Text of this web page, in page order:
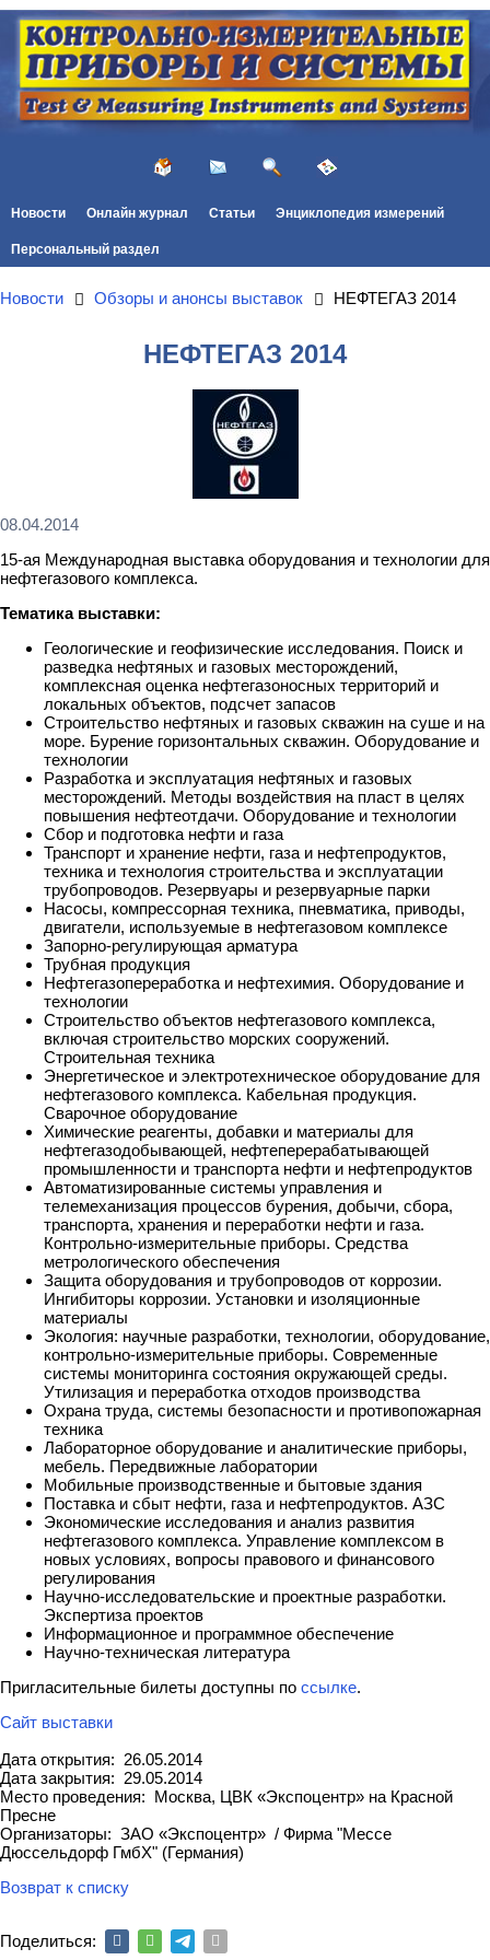
Новости Онлайн журнал Статьи Энциклопедия измерений
Персональный раздел
Новости Обзоры и анонсы выставок НЕФТЕГАЗ 2014
НЕФТЕГАЗ 2014
08.04.2014
15-ая Международная выставка оборудования и технологии для
нефтегазового комплекса.
Тематика выставки:
Геологические и геофизические исследования. Поиск и
разведка нефтяных и газовых месторождений,
комплексная оценка нефтегазоносных территорий и
локальных объектов, подсчет запасов
Строительство нефтяных и газовых скважин на суше и на
море. Бурение горизонтальных скважин. Оборудование и
технологии
Разработка и эксплуатация нефтяных и газовых
месторождений. Методы воздействия на пласт в целях
повышения нефтеотдачи. Оборудование и технологии
Сбор и подготовка нефти и газа
Транспорт и хранение нефти, газа и нефтепродуктов,
техника и технология строительства и эксплуатации
трубопроводов. Резервуары и резервуарные парки
Насосы, компрессорная техника, пневматика, приводы,
двигатели, используемые в нефтегазовом комплексе
Запорно-регулирующая арматура
Трубная продукция
Нефтегазопереработка и нефтехимия. Оборудование и
технологии
Строительство объектов нефтегазового комплекса,
включая строительство морских сооружений.
Строительная техника
Энергетическое и электротехническое оборудование для
нефтегазового комплекса. Кабельная продукция.
Сварочное оборудование
Химические реагенты, добавки и материалы для
нефтегазодобывающей, нефтеперерабатывающей
промышленности и транспорта нефти и нефтепродуктов
Автоматизированные системы управления и
телемеханизация процессов бурения, добычи, сбора,
транспорта, хранения и переработки нефти и газа.
Контрольно-измерительные приборы. Средства
метрологического обеспечения
Защита оборудования и трубопроводов от коррозии.
Ингибиторы коррозии. Установки и изоляционные
материалы
Экология: научные разработки, технологии, оборудование,
контрольно-измерительные приборы. Современные
системы мониторинга состояния окружающей среды.
Утилизация и переработка отходов производства
Охрана труда, системы безопасности и противопожарная
техника
Лабораторное оборудование и аналитические приборы,
мебель. Передвижные лаборатории
Мобильные производственные и бытовые здания
Поставка и сбыт нефти, газа и нефтепродуктов. АЗС
Экономические исследования и анализ развития
нефтегазового комплекса. Управление комплексом в
новых условиях, вопросы правового и финансового
регулирования
Научно-исследовательские и проектные разработки.
Экспертиза проектов
Информационное и программное обеспечение
Научно-техническая литература
Пригласительные билеты доступны по ссылке.
Сайт выставки
Дата открытия: 26.05.2014
Дата закрытия: 29.05.2014
Место проведения: Москва, ЦВК «Экспоцентр» на Красной
Пресне
Организаторы: ЗАО «Экспоцентр» / Фирма "Мессе
Дюссельдорф ГмбХ" (Германия)
Возврат к списку
Поделиться: